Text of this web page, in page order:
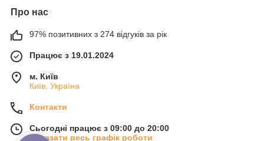
Про нас
97% позитивних з 274 відгуків за рік
Працює з 19.01.2024
м. Київ
Київ, Україна
Контакти
Сьогодні працює з 09:00 до 20:00
Показати весь графік роботи